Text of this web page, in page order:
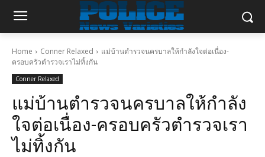
Home Conner Relaxed
แม่บ้านตำรวจนครบาลให้กำลังใจต่อเนื่อง-
ครอบครัวตำรวจเราไม่ทิ้งกัน
Conner Relaxed
แม่บ้านตำรวจนครบาลให้กำลัง
ใจต่อเนื่อง-ครอบครัวตำรวจเรา
ไม่ทิ้งกัน